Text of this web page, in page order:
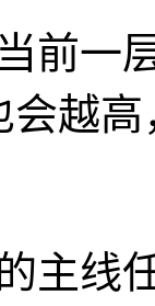
前一
会越
主线